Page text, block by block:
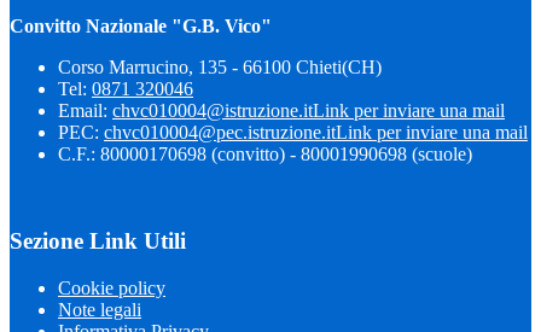
Convitto Nazionale "G.B. Vico"
Corso Marrucino, 135 - 66100 Chieti(CH)
Tel: 0871 320046
Email: chvc010004@istruzione.itLink per inviare una mail
PEC: chvc010004@pec.istruzione.itLink per inviare una mail
C.F.: 80000170698 (convitto) - 80001990698 (scuole)
Sezione Link Utili
Cookie policy
Note legali